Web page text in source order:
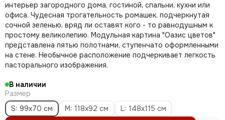
интерьер загородного дома, гостиной, спальни, кухни или
офиса. Чудесная трогательность ромашек, подчеркнутая
сочной зеленью, вряд ли оставят кого - то равнодушным к
простому великолепию. Модульная картина "Оазис цветов"
представлена пятью полотнами, ступенчато оформленными
на стене. Необычное расположение подчеркивает легкость
пасторального изображения.
В наличии
Размер
S: 99х70 см
M: 118х92 см L: 148х115 см